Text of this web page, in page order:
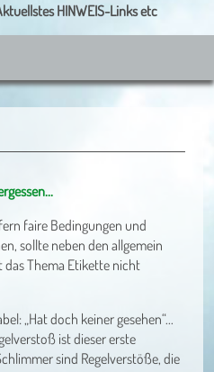
HINWEIS-Links etc
faire Bedingungen und
sollte neben den allgemein
das Thema Etikette nicht
„Hat doch keiner gesehen“...
ist dieser erste
sind Regelverstöße, die